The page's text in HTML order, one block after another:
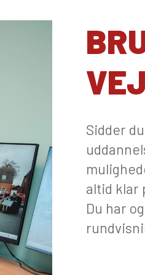
Sidder
altid klar
Du har